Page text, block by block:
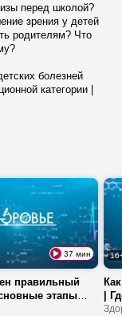
перед школой?
зрения у детей
родителям? Что
болезней
категории |
37 мин
правильный
этапы
хирургии |
|